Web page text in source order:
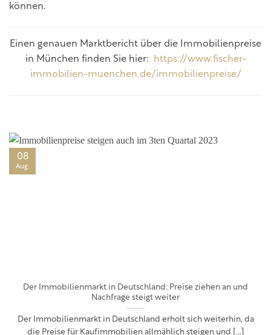
können.
Einen genauen Marktbericht über die Immobilienpreise
in München finden Sie hier:
https://www.fischer-
immobilien-muenchen.de/immobilienpreise/
Der Immobilienmarkt in Deutschland: Preise ziehen an und
Nachfrage steigt weiter
Der Immobilienmarkt in Deutschland erholt sich weiterhin, da
die Preise für Kaufimmobilien allmählich steigen und [...]
08
Aug.